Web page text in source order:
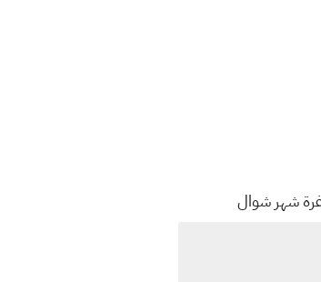
غرة شهر شوال